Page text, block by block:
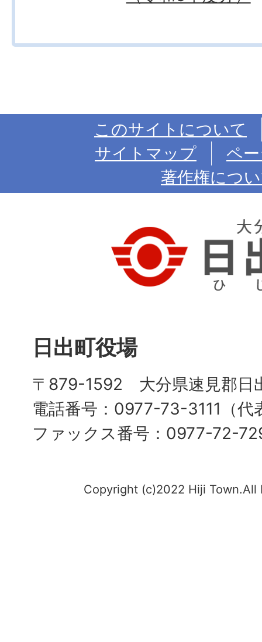
このサイトについて
サイトマップ
ペ
著作権につ
日出町役場
〒879-1592 大分県速見郡日
電話番号：0977-73-3111（代
ファックス番号：0977-72-
Copyright (c)2022 Hiji Town.All